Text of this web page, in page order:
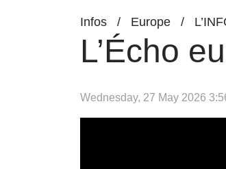
Infos / Europe /
L’Écho
Wednesday, 27 May 2026